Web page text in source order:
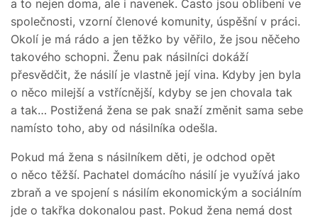
a to nejen doma, ale i navenek. Často jsou oblíbení ve
společnosti, vzorní členové komunity, úspěšní v práci.
Okolí je má rádo a jen těžko by věřilo, že jsou něčeho
takového schopni. Ženu pak násilníci dokáží
přesvědčit, že násilí je vlastně její vina. Kdyby jen byla
o něco milejší a vstřícnější, kdyby se jen chovala tak
a tak… Postižená žena se pak snaží změnit sama sebe
namísto toho, aby od násilníka odešla.
Pokud má žena s násilníkem děti, je odchod opět
o něco těžší. Pachatel domácího násilí je využívá jako
zbraň a ve spojení s násilím ekonomickým a sociálním
jde o takřka dokonalou past. Pokud žena nemá dost